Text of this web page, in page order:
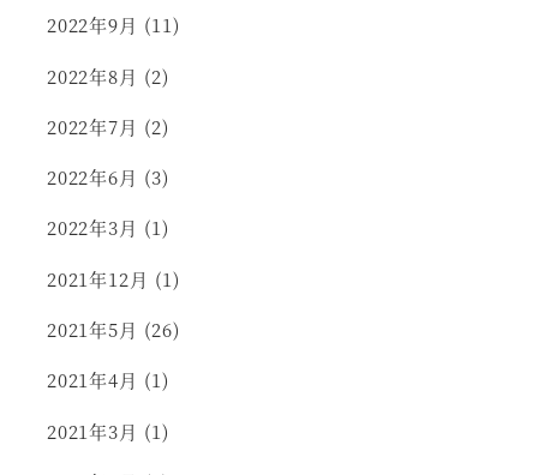
2022年9月 (11)
2022年8月 (2)
2022年7月 (2)
2022年6月 (3)
2022年3月 (1)
2021年12月 (1)
2021年5月 (26)
2021年4月 (1)
2021年3月 (1)